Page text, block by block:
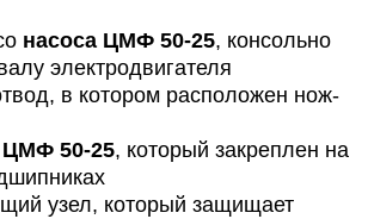
насоса ЦМФ 50-25, консольно
электродвигателя
в котором расположен нож-
ЦМФ 50-25, который закреплен на
узел, который защищает